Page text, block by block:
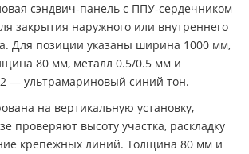
сэндвич-панель с ППУ-сердечником
закрытия наружного или внутреннего
Для позиции указаны ширина 1000 мм,
80 мм, металл 0.5/0.5 мм и
— ультрамариновый синий тон.
на вертикальную установку,
проверяют высоту участка, раскладку
крепежных линий. Толщина 80 мм и